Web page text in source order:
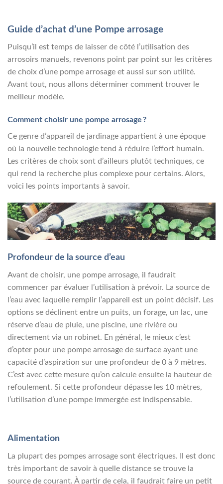
Guide d’achat d’une Pompe arrosage
Puisqu’il est temps de laisser de côté l’utilisation des
arrosoirs manuels, revenons point par point sur les critères
de choix d’une pompe arrosage et aussi sur son utilité.
Avant tout, nous allons déterminer comment trouver le
meilleur modèle.
Comment choisir une pompe arrosage ?
Ce genre d’appareil de jardinage appartient à une époque
où la nouvelle technologie tend à réduire l’effort humain.
Les critères de choix sont d’ailleurs plutôt techniques, ce
qui rend la recherche plus complexe pour certains. Alors,
voici les points importants à savoir.
Profondeur de la source d’eau
Avant de choisir, une pompe arrosage, il faudrait
commencer par évaluer l’utilisation à prévoir. La source de
l’eau avec laquelle remplir l’appareil est un point décisif. Les
options se déclinent entre un puits, un forage, un lac, une
réserve d’eau de pluie, une piscine, une rivière ou
directement via un robinet. En général, le mieux c’est
d’opter pour une pompe arrosage de surface ayant une
capacité d’aspiration sur une profondeur de 0 à 9 mètres.
C’est avec cette mesure qu’on calcule ensuite la hauteur de
refoulement. Si cette profondeur dépasse les 10 mètres,
l’utilisation d’une pompe immergée est indispensable.
Alimentation
La plupart des pompes arrosage sont électriques. Il est donc
très important de savoir à quelle distance se trouve la
source de courant. À partir de cela, il faudrait faire un petit